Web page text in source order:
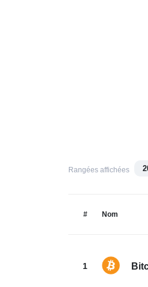
Rangées affichées
# Nom
1